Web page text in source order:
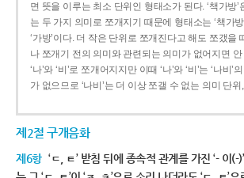
면 뜻을 이루는 최소 단위인 형태소가 된다. ‘책가방’
는 두 가지 의미로 쪼개지기 때문에 형태소는 ‘책가방
‘가방’이다. 더 작은 단위로 쪼개진다고 해도 쪼갰을
나 쪼개기 전의 의미와 관련되는 의미가 없어지면 안
‘나’와 ‘비’로 쪼개어지지만 이때 ‘나’와 ‘비’는 ‘나비’
가 없으므로 ‘나비’는 더 이상 쪼갤 수 없는 의미 단
제2절 구개음화
제6항 ‘ㄷ, ㅌ’ 받침 뒤에 종속적 관계를 가진 ‘- 이(-